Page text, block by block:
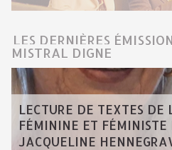
LES DERNIÈRES
MISTRAL DIGNE
LECTURE DE TEXTES DE
FÉMININE ET FÉMINISTE
JACQUELINE